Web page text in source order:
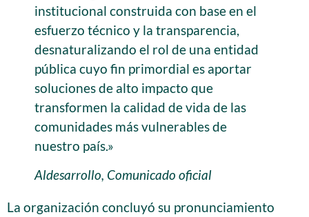
institucional construida con base en el
esfuerzo técnico y la transparencia,
desnaturalizando el rol de una entidad
pública cuyo fin primordial es aportar
soluciones de alto impacto que
transformen la calidad de vida de las
comunidades más vulnerables de
nuestro país.»
Aldesarrollo, Comunicado oficial
La organización concluyó su pronunciamiento